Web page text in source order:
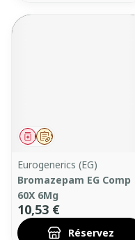
Sur prescription
Médicament
Eurogenerics (EG)
Bromazepam EG Comp
60X 6Mg
10,53 €
Réservez